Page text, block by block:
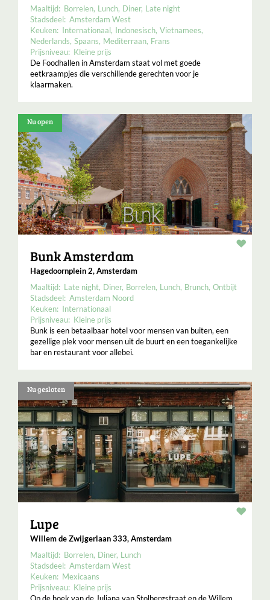
Maaltijd: Borrelen Lunch Diner Late night
Stadsdeel: Amsterdam West
Keuken: Internationaal Indonesisch Vietnamees
Nederlands Spaans Mediterraan Frans
Prijsniveau: Kleine prijs
De Foodhallen in Amsterdam staat vol met goede
eetkraampjes die verschillende gerechten voor je
klaarmaken.
Nu open
Bunk Amsterdam
Hagedoornplein 2, Amsterdam
Maaltijd: Late night Diner Borrelen Lunch Brunch Ontbijt
Stadsdeel: Amsterdam Noord
Keuken: Internationaal
Prijsniveau: Kleine prijs
Bunk is een betaalbaar hotel voor mensen van buiten, een
gezellige plek voor mensen uit de buurt en een toegankelijke
bar en restaurant voor allebei.
Nu gesloten
Lupe
Willem de Zwijgerlaan 333, Amsterdam
Maaltijd: Borrelen Diner Lunch
Stadsdeel: Amsterdam West
Keuken: Mexicaans
Prijsniveau: Kleine prijs